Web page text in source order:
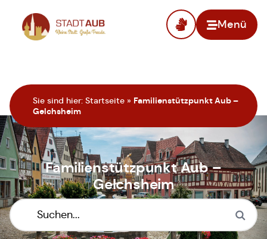
Menü
Sie sind hier: Startseite » Familienstützpunkt Aub –
Gelchsheim
Familienstützpunkt Aub –
Gelchsheim